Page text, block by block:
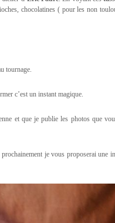
chocolatines ( pour les non
tournage.
c’est un instant magique.
et que je publie les photos que
je vous proposerai une